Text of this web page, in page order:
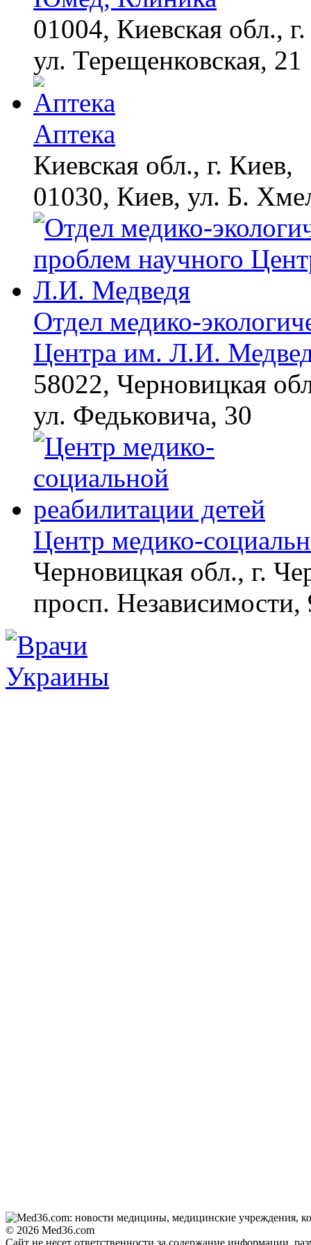
видео пересмотришь
не раз
i
Ролик из Омска: вы
будете смеяться долго
Смолов призвал
российских
футболистов покинуть
страну
i
Ногти будут чистыми!
убьет грибок,
возьмите 3%-ю…
01004, Киевская обл.,
ул. Терещенковская, 21
Аптека
Киевская обл., г. Киев,
01030, Киев, ул. Б.
Отдел медико-
Центра им. Л.И.
58022, Черновицкая
ул. Федьковича, 30
Центр медико-
Черновицкая обл., г.
просп. Независимости,
© 2026 Med36.com
Сайт не несет ответственности за содержание информации,